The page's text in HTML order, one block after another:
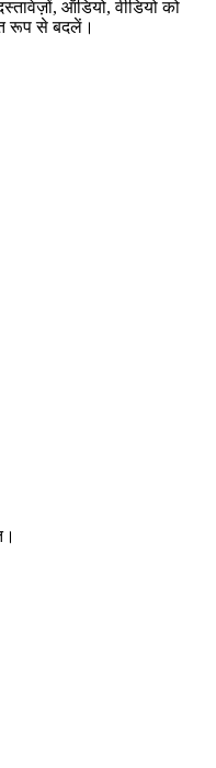
ऑडियो, वीडियो को
रूप से बदलें।